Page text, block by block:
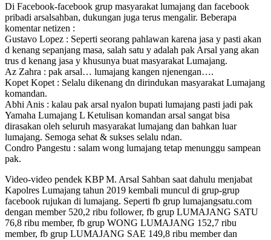
Di Facebook-facebook grup masyarakat lumajang dan facebook
pribadi arsalsahban, dukungan juga terus mengalir. Beberapa
komentar netizen :
Gustavo Lopez : Seperti seorang pahlawan karena jasa y pasti akan
d kenang sepanjang masa, salah satu y adalah pak Arsal yang akan
trus d kenang jasa y khusunya buat masyarakat Lumajang.
Az Zahra : pak arsal… lumajang kangen njenengan….
Kopet Kopet : Selalu dikenang dn dirindukan masyarakat Lumajang
komandan.
Abhi Anis : kalau pak arsal nyalon bupati lumajang pasti jadi pak
Yamaha Lumajang L Ketulisan komandan arsal sangat bisa
dirasakan oleh seluruh masyarakat lumajang dan bahkan luar
lumajang. Semoga sehat & sukses selalu ndan.
Condro Pangestu : salam wong lumajang tetap menunggu sampean
pak.
Video-video pendek KBP M. Arsal Sahban saat dahulu menjabat
Kapolres Lumajang tahun 2019 kembali muncul di grup-grup
facebook rujukan di lumajang. Seperti fb grup lumajangsatu.com
dengan member 520,2 ribu follower, fb grup LUMAJANG SATU
76,8 ribu member, fb grup WONG LUMAJANG 152,7 ribu
member, fb grup LUMAJANG SAE 149,8 ribu member dan